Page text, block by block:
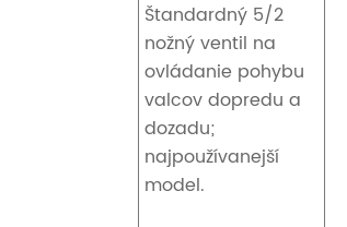
Štandardný 5/2
nožný ventil na
ovládanie pohybu
valcov dopredu a
dozadu;
najpoužívanejší
model.